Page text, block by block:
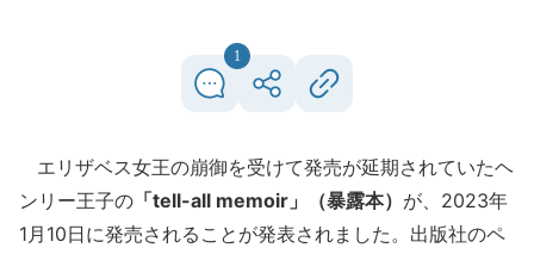
1
エリザベス女王の崩御を受けて発売が延期されていたヘ
ンリー王子の 「tell-all memoir」（暴露本） が、2023年
1月10日に発売されることが発表されました。出版社のペ